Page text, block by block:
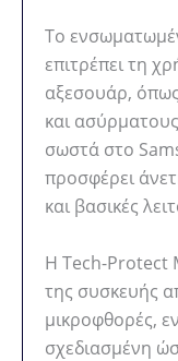
Το
επιτρέπει τη
αξεσουάρ,
και
σωστά στο
προσφέρει
και βασικές
Η Tech-Protect
της συσκευής
μικροφθορές,
σχεδιασμένη